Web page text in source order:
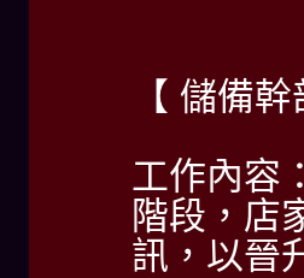
【 儲備
工作內容
階段，店
訊，以晉